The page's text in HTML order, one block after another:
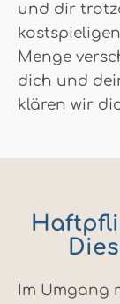
und dir
Menge
dich und
klären wir
Im Umgang